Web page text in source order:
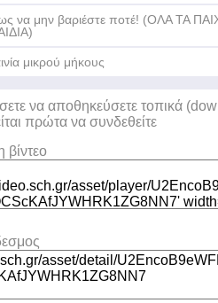
να μην βαριέστε ποτέ! (ΟΛΑ ΤΑ
μικρού μήκους
να αποθηκεύσετε τοπικά
πρώτα να συνδεθείτε